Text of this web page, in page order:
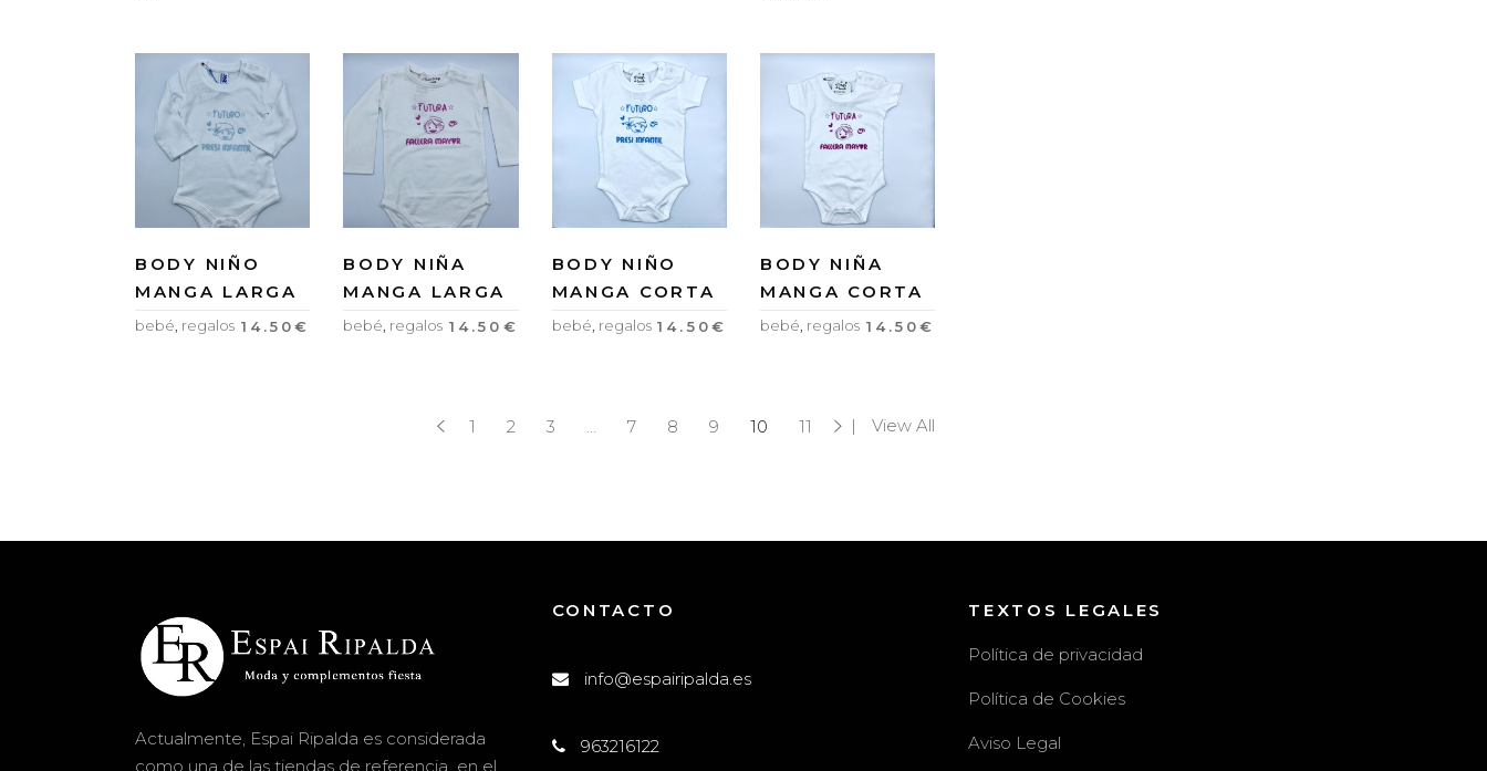
BODY NIÑO
MANGA LARGA
14.50€
bebé regalos
BODY NIÑA
MANGA LARGA
14.50 €
bebé regalos
BODY NIÑO
MANGA CORTA
14.50€
bebé regalos
BODY NIÑA
MANGA CORTA
14.50€
bebé regalos
1 2 3 … 7 8 9 10 11 View All
Actualmente, Espai Ripalda es considerada
como una de las tiendas de referencia en el
CONTACTO
info@espairipalda.es
963216122
TEXTOS LEGALES
Política de privacidad
Política de Cookies
Aviso Legal